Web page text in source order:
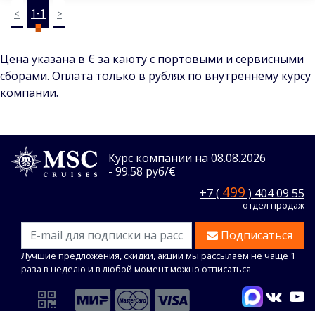
< 1-1 >
Цена указана в € за каюту с портовыми и сервисными
сборами. Оплата только в рублях по внутреннему курсу
компании.
Курс компании на 08.08.2026
- 99.58 руб/€
+7 ( 499 ) 404 09 55
отдел продаж
Подписаться
Лучшие предложения, скидки, акции мы рассылаем не чаще 1
раза в неделю и в любой момент можно отписаться